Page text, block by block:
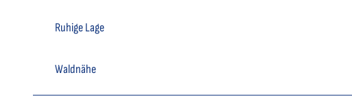
Ruhige Lage
Waldnähe